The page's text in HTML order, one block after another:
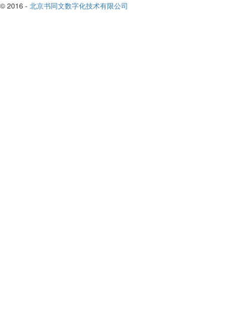
© 2016 - 北京书同文数字化技术有限公司